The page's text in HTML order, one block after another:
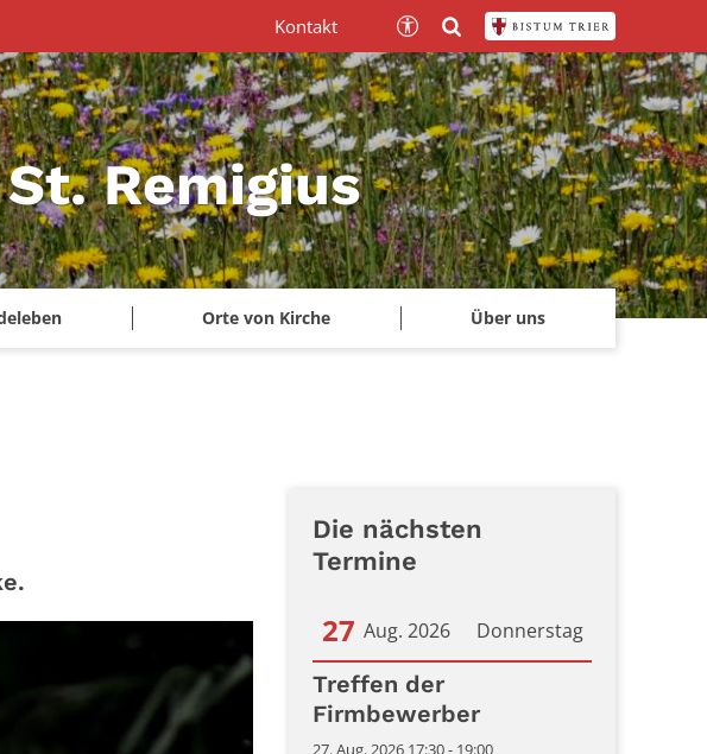
Remigius
Orte von Kirche Über uns
Kontakt
Die nächsten
Termine
Donnerstag
27 Aug. 2026
Datum: 27. August 2026
Treffen der
Firmbewerber
27. Aug. 2026 17:30 - 19:00